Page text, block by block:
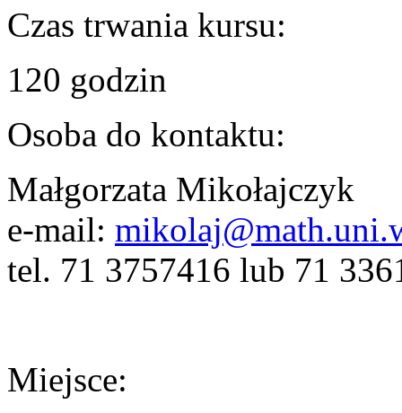
Czas trwania kursu:
120 godzin
Osoba do kontaktu:
Małgorzata Mikołajczyk
e-mail:
tel. 71 3757416 lub 71
Miejsce: